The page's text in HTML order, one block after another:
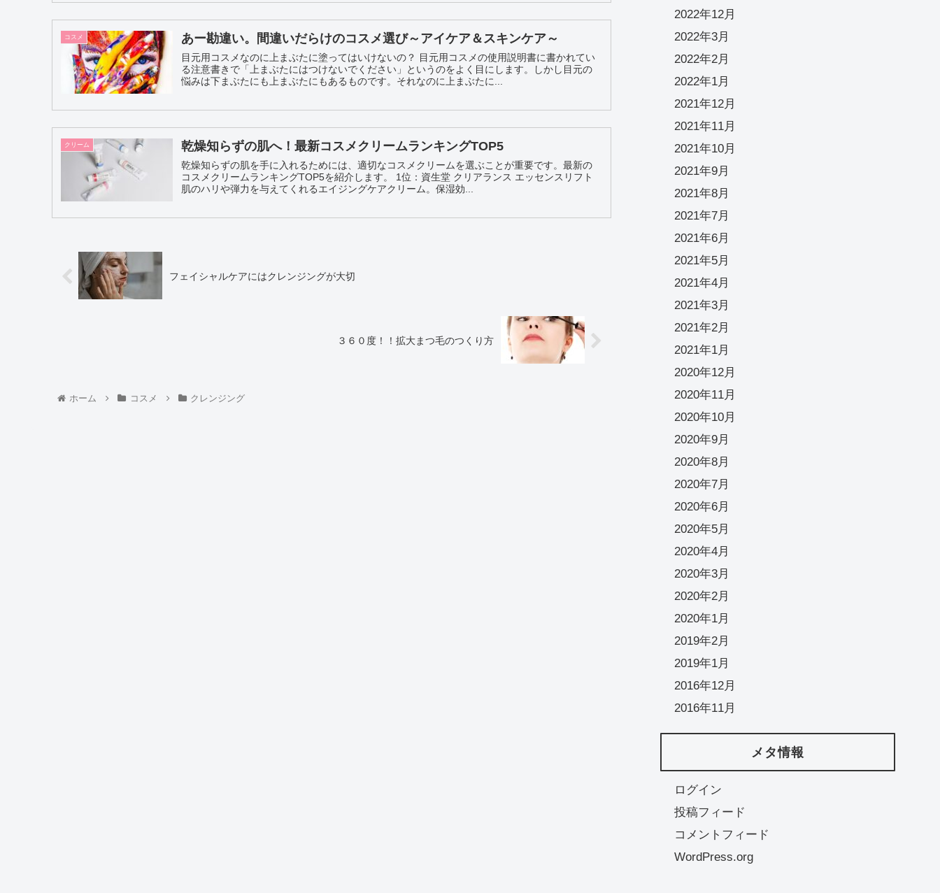
コスメ あー勘違い。間違いだらけのコスメ選び～アイケア＆スキンケア～
目元用コスメなのに上まぶたに塗ってはいけないの？ 目元用コスメの使用説明書に書かれてい
る注意書きで「上まぶたにはつけないでください」というのをよく目にします。しかし目元の
悩みは下まぶたにも上まぶたにもあるものです。それなのに上まぶたに...
クリーム 乾燥知らずの肌へ！最新コスメクリームランキングTOP5
乾燥知らずの肌を手に入れるためには、適切なコスメクリームを選ぶことが重要です。最新の
コスメクリームランキングTOP5を紹介します。 1位：資生堂 クリアランス エッセンスリフト
肌のハリや弾力を与えてくれるエイジングケアクリーム。保湿効...
フェイシャルケアにはクレンジングが大切
３６０度！！拡大まつ毛のつくり方
ホーム コスメ クレンジング
2022年12月
2022年3月
2022年2月
2022年1月
2021年12月
2021年11月
2021年10月
2021年9月
2021年8月
2021年7月
2021年6月
2021年5月
2021年4月
2021年3月
2021年2月
2021年1月
2020年12月
2020年11月
2020年10月
2020年9月
2020年8月
2020年7月
2020年6月
2020年5月
2020年4月
2020年3月
2020年2月
2020年1月
2019年2月
2019年1月
2016年12月
2016年11月
メタ情報
ログイン
投稿フィード
コメントフィード
WordPress.org